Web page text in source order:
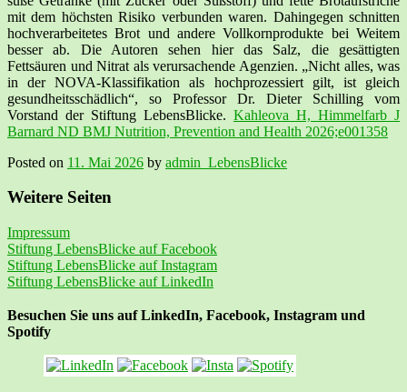
mit dem höchsten Risiko verbunden waren. Dahingegen schnitten
hochverarbeitetes Brot und andere Vollkornprodukte bei Weitem
besser ab. Die Autoren sehen hier das Salz, die gesättigten
Fettsäuren und Nitrat als verursachende Agenzien. „Nicht alles, was
in der NOVA-Klassifikation als hochprozessiert gilt, ist gleich
gesundheitsschädlich“, so Professor Dr. Dieter Schilling vom
Vorstand der Stiftung LebensBlicke. Kahleova H, Himmelfarb J
Barnard ND BMJ Nutrition, Prevention and Health 2026;e001358
Posted on 11. Mai 2026 by admin_LebensBlicke
Weitere Seiten
Impressum
Stiftung LebensBlicke auf Facebook
Stiftung LebensBlicke auf Instagram
Stiftung LebensBlicke auf LinkedIn
Besuchen Sie uns auf LinkedIn, Facebook, Instagram und
Spotify